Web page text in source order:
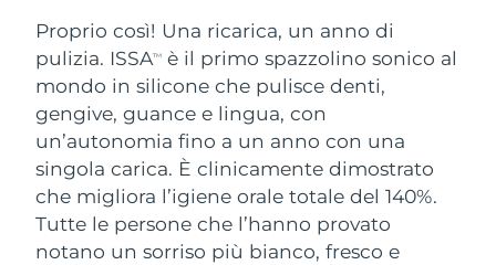
Proprio così! Una ricarica, un anno di
pulizia. ISSATM
è il primo spazzolino sonico al
mondo in silicone che pulisce denti,
gengive, guance e lingua, con
un’autonomia fino a un anno con una
singola carica. È clinicamente dimostrato
che migliora l’igiene orale totale del 140%.
Tutte le persone che l’hanno provato
notano un sorriso più bianco, fresco e